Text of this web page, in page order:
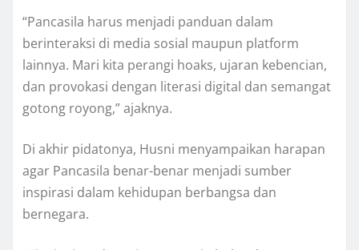
“Pancasila harus menjadi panduan dalam
berinteraksi di media sosial maupun platform
lainnya. Mari kita perangi hoaks, ujaran kebencian,
dan provokasi dengan literasi digital dan semangat
gotong royong,” ajaknya.
Di akhir pidatonya, Husni menyampaikan harapan
agar Pancasila benar-benar menjadi sumber
inspirasi dalam kehidupan berbangsa dan
bernegara.